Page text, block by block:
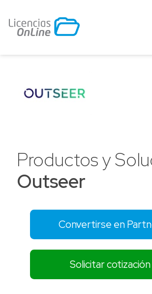
Productos y
Outseer
Convertirse en
Solicitar cotización